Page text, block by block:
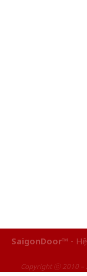
SaigonDoor™ -
Copyright ⓒ 2010 –